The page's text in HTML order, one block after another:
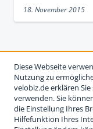
18. November 2015
Diese Webseite
Nutzung zu
velobiz.de erklären
verwenden. Sie
die Einstellung Ihres
Hilfefunktion Ihres